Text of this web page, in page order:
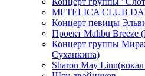
METELICA CLUB
Концерт певицы
Проект Malibu Breeze
Концерт группы
Суханкина)
Sharon May